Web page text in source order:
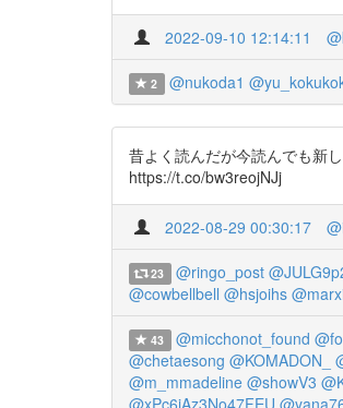
2022-09-10 12:14:11
2 @nukoda1
昔よく読んだが今読んでも新
https://t.co/bw3reojNJj
2022-08-29 00:30:17
23 @ringo_post
@cowbellbell @hsjoihs
43 @micchonot_found
@chetaesong @KOMADON_
@m_mmadeline @showV3